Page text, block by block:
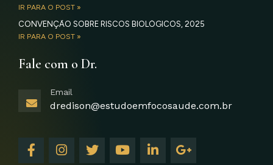
IR PARA O POST »
CONVENÇÃO SOBRE RISCOS BIOLÓGICOS, 2025
IR PARA O POST »
Fale com o Dr.
Email
dredison@estudoemfocosaude.com.br
F
a
I
n
T
w
Y
o
L
i
G
o